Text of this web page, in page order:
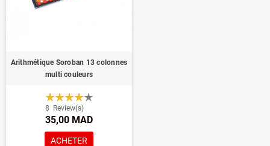
Arithmétique Soroban 13 colonnes
multi couleurs
8 Review(s)
35,00 MAD
ACHETER